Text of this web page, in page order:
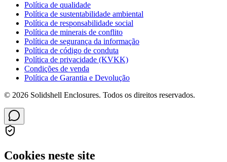
Política de qualidade
Política de sustentabilidade ambiental
Política de responsabilidade social
Política de minerais de conflito
Política de segurança da informação
Política de código de conduta
Política de privacidade (KVKK)
Condições de venda
Política de Garantia e Devolução
© 2026 Solidshell Enclosures. Todos os direitos reservados.
Cookies neste site